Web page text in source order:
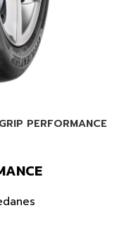
PERFORMANCE